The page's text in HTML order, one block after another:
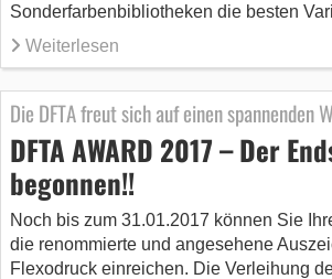
Sonderfarbenbibliotheken die besten
Weiterlesen
Die DFTA freut sich auf einen spannenden
DFTA AWARD 2017 – Der
begonnen!!
Noch bis zum 31.01.2017 können Sie
die renommierte und angesehene
Flexodruck einreichen. Die Verleihung